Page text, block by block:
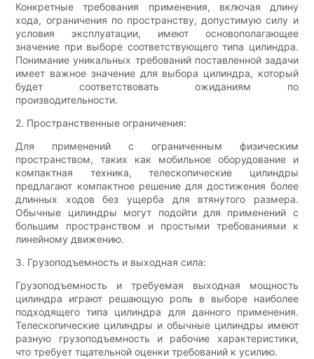
Конкретные требования применения, включая длину
хода, ограничения по пространству, допустимую силу и
условия эксплуатации, имеют основополагающее
значение при выборе соответствующего типа цилиндра.
Понимание уникальных требований поставленной задачи
имеет важное значение для выбора цилиндра, который
будет соответствовать ожиданиям по
производительности.
2. Пространственные ограничения:
Для применений с ограниченным физическим
пространством, таких как мобильное оборудование и
компактная техника, телескопические цилиндры
предлагают компактное решение для достижения более
длинных ходов без ущерба для втянутого размера.
Обычные цилиндры могут подойти для применений с
большим пространством и простыми требованиями к
линейному движению.
3. Грузоподъемность и выходная сила:
Грузоподъемность и требуемая выходная мощность
цилиндра играют решающую роль в выборе наиболее
подходящего типа цилиндра для данного применения.
Телескопические цилиндры и обычные цилиндры имеют
разную грузоподъемность и рабочие характеристики,
что требует тщательной оценки требований к усилию.